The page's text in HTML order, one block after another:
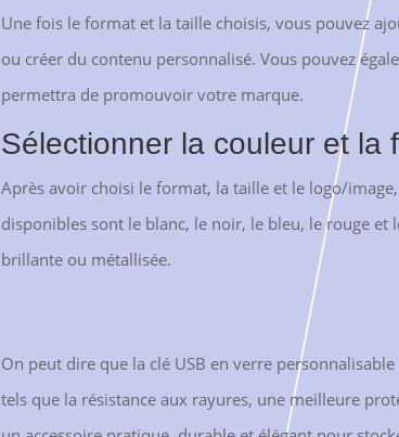
Une fois le format et la taille choisis, vous pouvez
ou créer du contenu personnalisé. Vous pouvez
permettra de promouvoir votre marque.
Sélectionner la couleur et la
Après avoir choisi le format, la taille et le logo/
disponibles sont le blanc, le noir, le bleu, le rouge
brillante ou métallisée.
On peut dire que la clé USB en verre
tels que la résistance aux rayures, une meilleure